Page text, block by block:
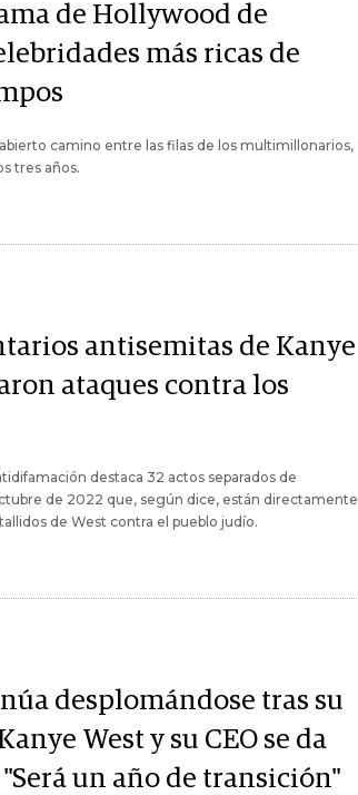
de Hollywood de
más ricas de
abierto camino entre las filas de los multimillonarios,
tres años.
antisemitas de Kanye
ataques contra los
destaca 32 actos separados de
de 2022 que, según dice, están directamente
de West contra el pueblo judío.
desplomándose tras su
West y su CEO se da
un año de transición"